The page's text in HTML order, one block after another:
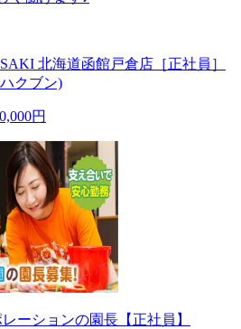
北海道函館戸倉店［正社員］
クブン)
円
ーションの園長【正社員】